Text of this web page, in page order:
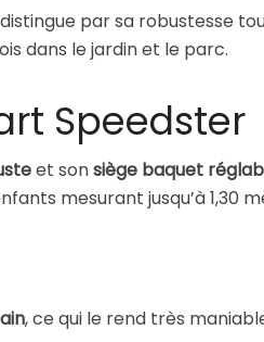
par sa robustesse
dans le jardin et le parc.
Speedster
et sonsiège baquet
mesurant jusqu’à 1,30
, ce qui le rend très